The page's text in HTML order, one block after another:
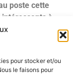
pour stocker et/ou
le faisons pour
poste cette
à
chez lui mais…
un joli